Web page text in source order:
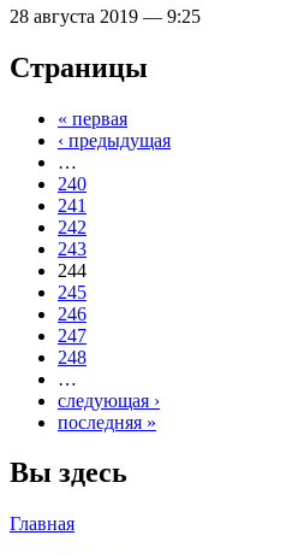
28 августа 2019 — 9:25
Страницы
« первая
‹ предыдущая
…
240
241
242
243
244
245
246
247
248
…
следующая ›
последняя »
Вы здесь
Главная